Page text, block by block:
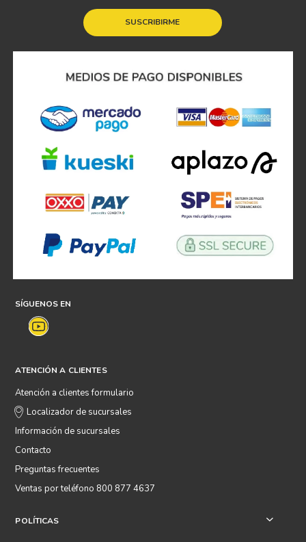
SUSCRIBIRME
SÍGUENOS EN
ATENCIÓN A CLIENTES
Atención a clientes formulario
Localizador de sucursales
Información de sucursales
Contacto
Preguntas frecuentes
Ventas por teléfono 800 877 4637
POLÍTICAS +